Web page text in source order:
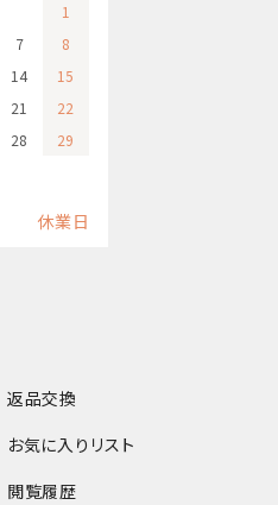
返品交換
お気に入りリスト
閲覧履歴
1
7
8
14
15
21
22
28
29
休業日